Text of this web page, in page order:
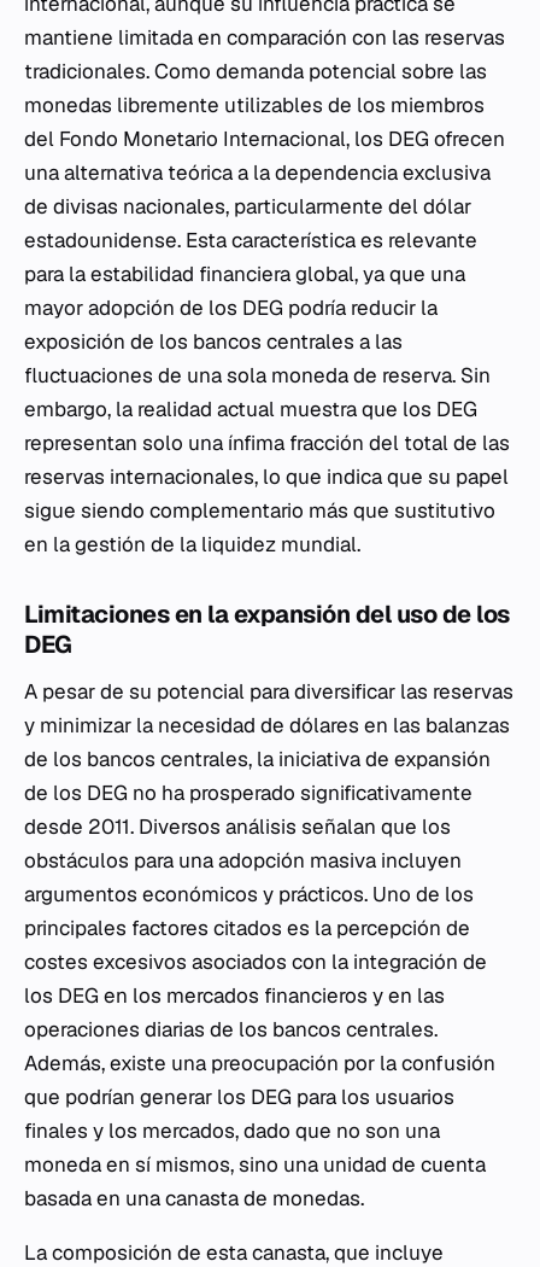
mantiene limitada en comparación con las reservas
tradicionales. Como demanda potencial sobre las
monedas libremente utilizables de los miembros
del Fondo Monetario Internacional, los DEG ofrecen
una alternativa teórica a la dependencia exclusiva
de divisas nacionales, particularmente del dólar
estadounidense. Esta característica es relevante
para la estabilidad financiera global, ya que una
mayor adopción de los DEG podría reducir la
exposición de los bancos centrales a las
fluctuaciones de una sola moneda de reserva. Sin
embargo, la realidad actual muestra que los DEG
representan solo una ínfima fracción del total de las
reservas internacionales, lo que indica que su papel
sigue siendo complementario más que sustitutivo
en la gestión de la liquidez mundial.
Limitaciones en la expansión del uso de los
DEG
A pesar de su potencial para diversificar las reservas
y minimizar la necesidad de dólares en las balanzas
de los bancos centrales, la iniciativa de expansión
de los DEG no ha prosperado significativamente
desde 2011. Diversos análisis señalan que los
obstáculos para una adopción masiva incluyen
argumentos económicos y prácticos. Uno de los
principales factores citados es la percepción de
costes excesivos asociados con la integración de
los DEG en los mercados financieros y en las
operaciones diarias de los bancos centrales.
Además, existe una preocupación por la confusión
que podrían generar los DEG para los usuarios
finales y los mercados, dado que no son una
moneda en sí mismos, sino una unidad de cuenta
basada en una canasta de monedas.
La composición de esta canasta, que incluye